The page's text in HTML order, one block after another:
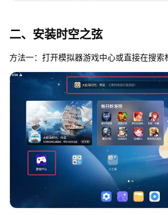
二、安装时空之弦
方法一：打开模拟器游戏中心或直接在搜索